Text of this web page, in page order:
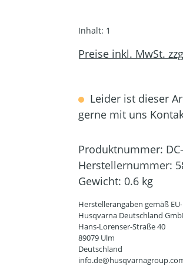
Inhalt: 1
Preise inkl. MwSt.
Leider ist dieser
gerne mit uns
Produktnummer:
Herstellernummer:
Gewicht: 0.6 kg
Herstellerangaben gemäß
Husqvarna Deutschland
Hans-Lorenser-Straße 40
89079 Ulm
Deutschland